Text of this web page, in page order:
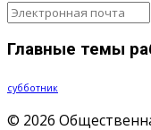
Главные темы
субботник
© 2026